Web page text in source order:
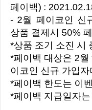
페이백) :
- 2월 페이코인 신
상품 결제시 50%
*상품 조기 소진 시
*페이백 대상은 2
이코인 신규 가입자
*페이백 한도는 이
*페이백 지급일자